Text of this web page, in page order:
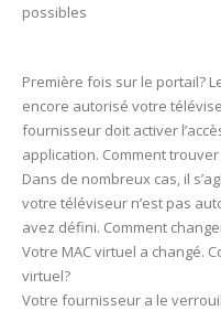
possibles
Première fois sur le portail?
encore autorisé votre
fournisseur doit activer
application. Comment trouver
Dans de nombreux cas, il
votre téléviseur n’est pas
avez défini. Comment
Votre MAC virtuel a changé.
virtuel?
Votre fournisseur a le